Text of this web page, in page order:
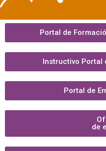
Portal de
Instructivo Portal
Portal de
de